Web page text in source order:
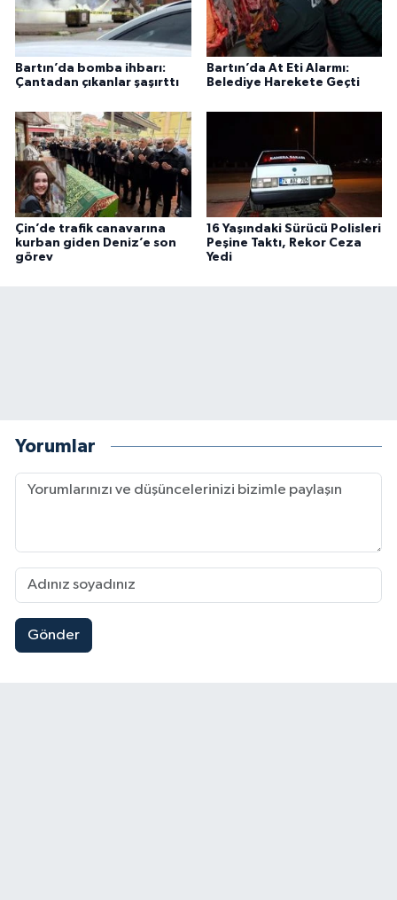
Bartın’da bomba ihbarı:
Çantadan çıkanlar şaşırttı
Bartın’da At Eti Alarmı:
Belediye Harekete Geçti
Çin’de trafik canavarına
kurban giden Deniz’e son
görev
16 Yaşındaki Sürücü Polisleri
Peşine Taktı, Rekor Ceza
Yedi
Yorumlar
Gönder